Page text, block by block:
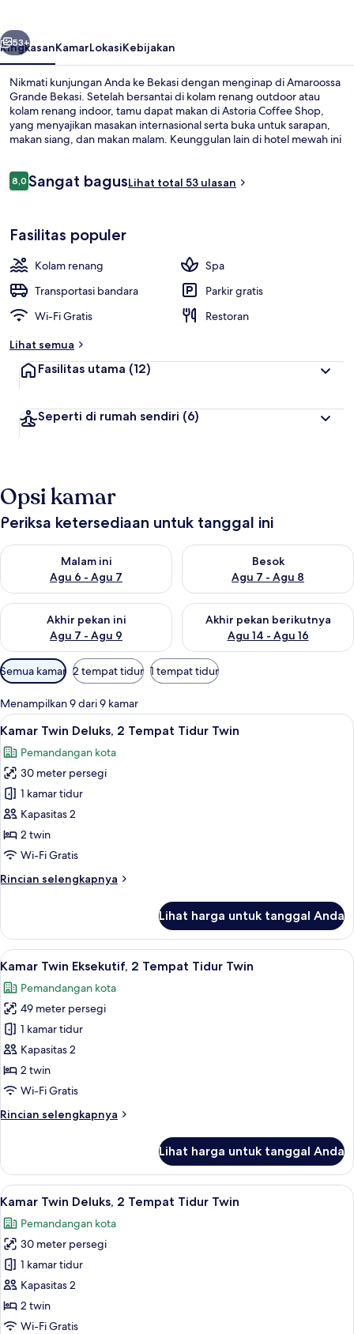
Berikutnya
53+
RingkasanKamarLokasiKebijakan
Nikmati kunjungan Anda ke Bekasi dengan menginap di Amaroossa
Grande Bekasi. Setelah bersantai di kolam renang outdoor atau
kolam renang indoor, tamu dapat makan di Astoria Coffee Shop,
yang menyajikan masakan internasional serta buka untuk sarapan,
makan siang, dan makan malam. Keunggulan lain di hotel mewah ini
Ulasan
8,08,0 dari 10
Sangat bagusLihat total 53 ulasan
Fasilitas populer
Kolam renang
Spa
Transportasi bandara
Parkir gratis
Wi-Fi Gratis
Restoran
Lihat semua
Fasilitas utama (12)
Seperti di rumah sendiri (6)
Opsi kamar
Periksa ketersediaan untuk tanggal ini
Malam ini
Agu 6 - Agu 7
Periksa ketersediaan untuk malam ini Agu 6 - Agu 7
Besok
Agu 7 - Agu 8
Periksa ketersediaan untuk
Akhir pekan ini
Agu 7 - Agu 9
Periksa ketersediaan untuk akhir pekan ini Agu 7 - Agu 9
Akhir pekan berikutnya
Agu 14 - Agu 16
Periksa ketersediaan untuk
Filter
tersedia
untuk
kamar
Semua kamar 2 tempat tidur 1 tempat tidur
Menampilkan 9 dari 9 kamar
Lihat
semua
foto
untuk
Kamar
Twin
Deluks,
2
Tidur
Minibar, brankas, meja kerja, dan
4
Kamar Twin Deluks, 2 Tempat Tidur Twin
Pemandangan kota
30 meter persegi
1 kamar tidur
Kapasitas 2
2 twin
Wi-Fi Gratis
Rincian selengkapnya
Rincian
Kamar
Twin
Deluks,
Tempat
Tidur
Twin
Lihat harga untuk tanggal Anda
Lihat
semua
foto
untuk
Kamar
Twin
Eksekutif,
2
Tidur
Minibar, brankas, meja kerja, dan
8
Kamar Twin Eksekutif, 2 Tempat Tidur Twin
Pemandangan kota
49 meter persegi
1 kamar tidur
Kapasitas 2
2 twin
Wi-Fi Gratis
Rincian selengkapnya
Rincian
Kamar
Twin
Eksekutif,
Tempat
Tidur
Twin
Lihat harga untuk tanggal Anda
Lihat
semua
foto
untuk
Kamar
Twin
Deluks,
2
Minibar, brankas, meja kerja, dan
4
Kamar Twin Deluks, 2 Tempat Tidur Twin
Pemandangan kota
30 meter persegi
1 kamar tidur
Kapasitas 2
2 twin
Wi-Fi Gratis